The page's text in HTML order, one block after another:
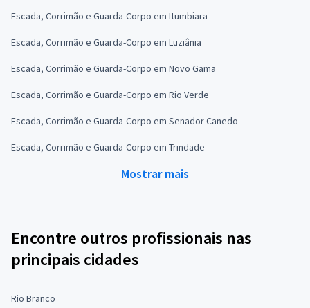
Escada, Corrimão e Guarda-Corpo em Itumbiara
Escada, Corrimão e Guarda-Corpo em Luziânia
Escada, Corrimão e Guarda-Corpo em Novo Gama
Escada, Corrimão e Guarda-Corpo em Rio Verde
Escada, Corrimão e Guarda-Corpo em Senador Canedo
Escada, Corrimão e Guarda-Corpo em Trindade
Mostrar mais
Encontre outros profissionais nas
principais cidades
Rio Branco